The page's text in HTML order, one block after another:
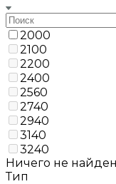
2000
2100
2200
2400
2560
2740
2940
3140
3240
Ничего не
Тип